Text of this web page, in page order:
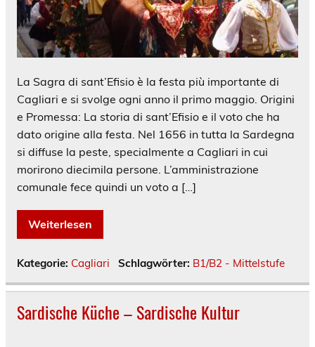
La Sagra di sant’Efisio è la festa più importante di
Cagliari e si svolge ogni anno il primo maggio. Origini
e Promessa: La storia di sant’Efisio e il voto che ha
dato origine alla festa. Nel 1656 in tutta la Sardegna
si diffuse la peste, specialmente a Cagliari in cui
morirono diecimila persone. L’amministrazione
comunale fece quindi un voto a […]
Weiterlesen
Kategorie: Cagliari Schlagwörter: B1/B2 - Mittelstufe
Sardische Küche – Sardische Kultur